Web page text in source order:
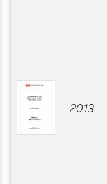
2013